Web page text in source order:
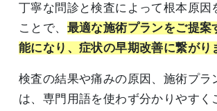
丁寧な問診と検査によって根本原因
ことで、 最適な施術プランをご提案
能になり、症状の早期改善に繋がり
検査の結果や痛みの原因、施術プラ
は、専門用語を使わず分かりやすく